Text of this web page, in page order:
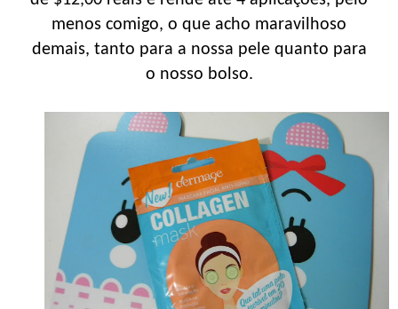
menos comigo, o que acho maravilhoso
demais, tanto para a nossa pele quanto para
o nosso bolso.